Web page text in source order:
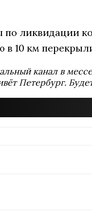
по ликвидации
в 10 км
канал в
Петербург.